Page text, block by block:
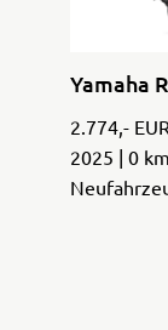
Yamaha
2.774,- EUR
2025 | 0 km